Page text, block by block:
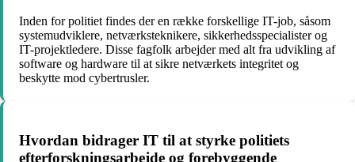
Inden for politiet findes der en række forskellige IT-job, såsom
systemudviklere, netværksteknikere, sikkerhedsspecialister og
IT-projektledere. Disse fagfolk arbejder med alt fra udvikling af
software og hardware til at sikre netværkets integritet og
beskytte mod cybertrusler.
Hvordan bidrager IT til at styrke politiets
efterforskningsarbejde og forebyggende